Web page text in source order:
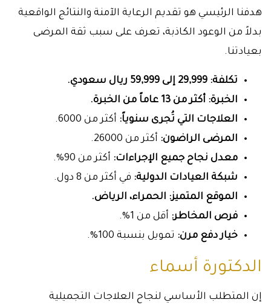
هدفنا الرئيسي هو تقديم الرعاية الآمنة والنتائج الواقعية
بدلاً من الوعود الكاذبة، تعرف على سبب ثقة المرضى
بعيادتنا.
تكلفة: 29,999 إلى 59,999 ريال سعودي.
الخبرة: أكثر من 13 عاماً من الخبرة.
العلاجات التي تُجرى سنوياً: أكثر من 6000.
المرضى الراضون: أكثر من 26000.
معدل نجاح جميع الإجراءات: أكثر من 90%.
شبكة العيادات الدولية: في أكثر من 8 دول.
الموقع المتميز: الحمراء، الرياض.
فرص المخاطر: أقل من 1%.
خيار دفع مرن: تمويل بنسبة 100%.
الدكتورة أسماء
إن المتطلب الأساسي لنجاح العلاجات التجميلية